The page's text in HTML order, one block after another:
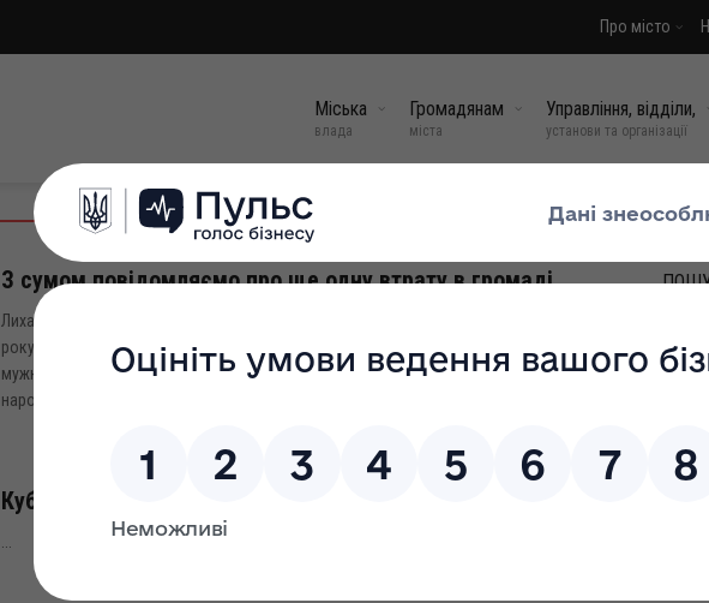
Про місто
Міська
влада
Громадянам
міста
Управління, відділи,
установи та організації
З сумом повідомляємо про ще одну втрату в громаді
Лиха звістка знову сколихнула Болехівську територіальну громаду: 29 жовтня 2022
року біля Бахмуту на Донеччині при виконанні службового обов’язку загинув 44-річний
мужній захисник із села Козаківка Гаїв Василь Ярославович. Гаїв Василь Ярославович
народився у 1978 році у селі Козаківка. Тут...
Кубок Болехова з баскетболу сезону 2022 року
...
МИ У